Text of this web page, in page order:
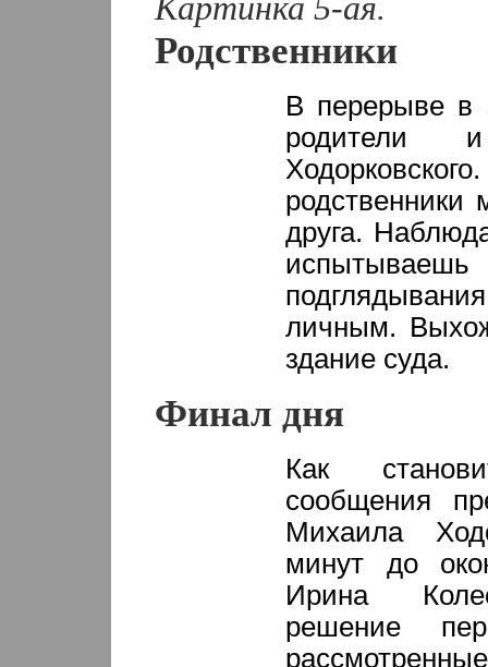
Родственники
В перерыве в
родители
родственники
друга.
личным.
здание суда.
Финал дня
Как
сообщения
Михаила
минут до
Ирина
решение